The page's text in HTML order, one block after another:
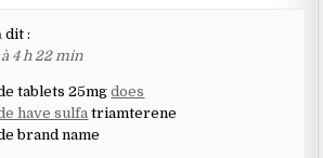
dit :
4 h 22 min
tablets 25mgdoes
have sulfa triamterene
brand name